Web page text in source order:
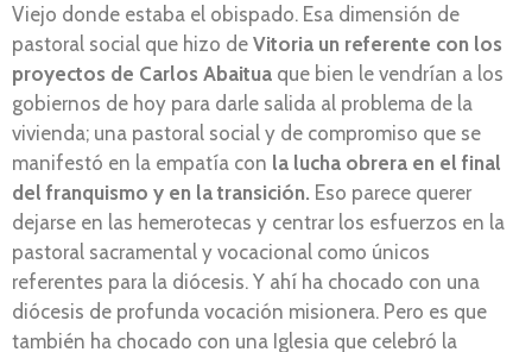
Viejo donde estaba el obispado. Esa dimensión de
pastoral social que hizo de Vitoria un referente con los
proyectos de Carlos Abaitua que bien le vendrían a los
gobiernos de hoy para darle salida al problema de la
vivienda; una pastoral social y de compromiso que se
manifestó en la empatía con la lucha obrera en el final
del franquismo y en la transición. Eso parece querer
dejarse en las hemerotecas y centrar los esfuerzos en la
pastoral sacramental y vocacional como únicos
referentes para la diócesis. Y ahí ha chocado con una
diócesis de profunda vocación misionera. Pero es que
también ha chocado con una Iglesia que celebró la